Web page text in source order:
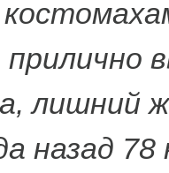
прилично
лишний
назад